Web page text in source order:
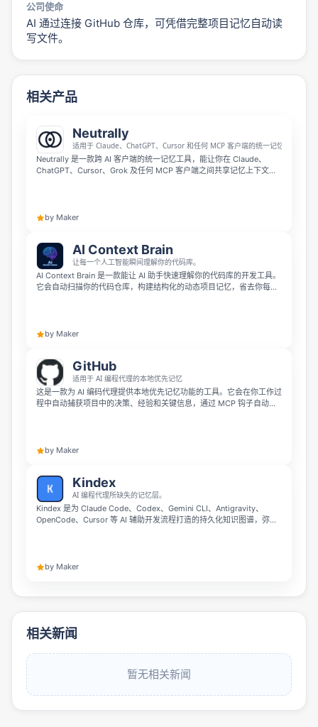
公司使命
AI 通过连接 GitHub 仓库，可凭借完整项目记忆自动读
写文件。
相关产品
Neutrally
适用于 Claude、ChatGPT、Cursor 和任何 MCP 客户端的统一记忆
Neutrally 是一款跨 AI 客户端的统一记忆工具，能让你在 Claude、
ChatGPT、Cursor、Grok 及任何 MCP 客户端之间共享记忆上下文，
by Maker
AI Context Brain
让每一个人工智能瞬间理解你的代码库。
AI Context Brain 是一款能让 AI 助手快速理解你的代码库的开发工具。
它会自动扫描你的代码仓库，构建结构化的动态项目记忆，省去你每次
by Maker
GitHub
适用于 AI 编程代理的本地优先记忆
这是一款为 AI 编码代理提供本地优先记忆功能的工具。它会在你工作过
程中自动捕获项目中的决策、经验和关键信息，通过 MCP 钩子自动向
合离线检索。
by Maker
Kindex
AI 编程代理所缺失的记忆层。
Kindex 是为 Claude Code、Codex、Gemini CLI、Antigravity、
OpenCode、Cursor 等 AI 辅助开发流程打造的持久化知识图谱，弥补
by Maker
相关新闻
暂无相关新闻